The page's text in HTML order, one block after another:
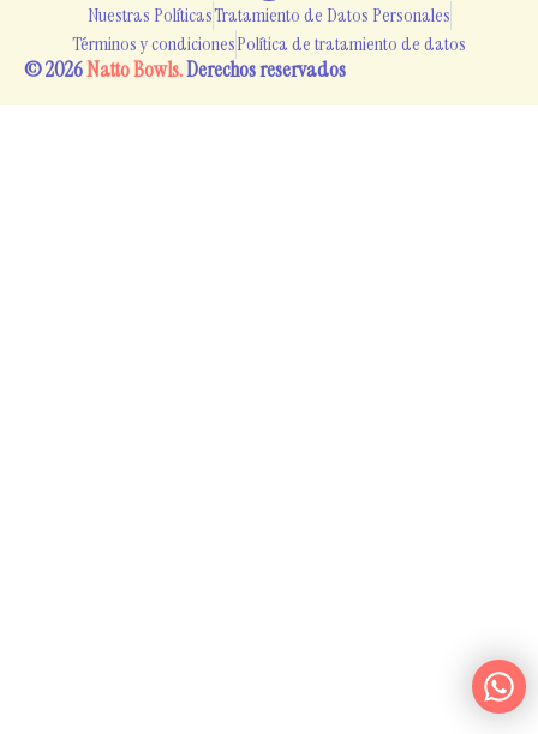
Nuestras PolíticasTratamiento de Datos Personales
Términos y condicionesPolítica de tratamiento de datos
© 2026Natto Bowls.Derechos reservados